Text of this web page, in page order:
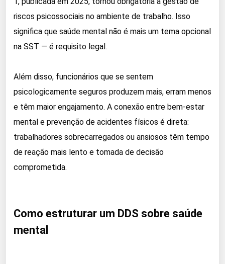
riscos psicossociais no ambiente de trabalho. Isso
significa que saúde mental não é mais um tema opcional
na SST — é requisito legal.
Além disso, funcionários que se sentem
psicologicamente seguros produzem mais, erram menos
e têm maior engajamento. A conexão entre bem-estar
mental e prevenção de acidentes físicos é direta:
trabalhadores sobrecarregados ou ansiosos têm tempo
de reação mais lento e tomada de decisão
comprometida.
Como estruturar um DDS sobre saúde
mental